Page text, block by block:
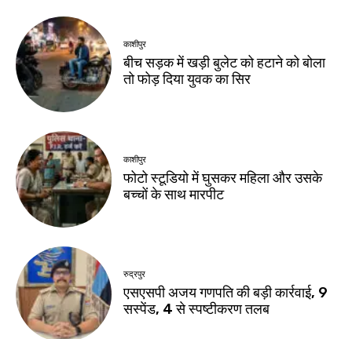
काशीपुर
बीच सड़क में खड़ी बुलेट को हटाने को बोला
तो फोड़ दिया युवक का सिर
काशीपुर
फोटो स्टूडियो में घुसकर महिला और उसके
बच्चों के साथ मारपीट
रुद्रपुर
एसएसपी अजय गणपति की बड़ी कार्रवाई, 9
सस्पेंड, 4 से स्पष्टीकरण तलब